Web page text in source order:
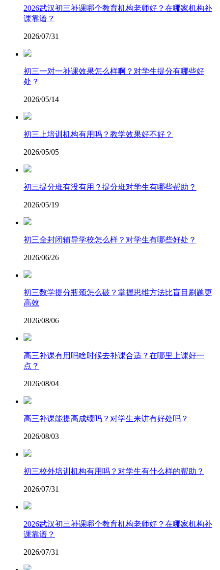
2026武汉初三补课哪个教育机构老师好？在哪家机构补
课靠谱？
2026/07/31
初三一对一补课效果怎么样啊？对学生提分有哪些好
处？
2026/05/14
初三上培训机构有用吗？教学效果好不好？
2026/05/05
初三提分班有没有用？提分班对学生有哪些帮助？
2026/05/19
初三全封闭辅导学校怎么样？对学生有哪些好处？
2026/06/26
​初三数学提分瓶颈怎么破？掌握思维方法比盲目刷题更
高效
2026/08/06
高三补课有用吗啥时候去补课合适？在哪里上课好一
点？
2026/08/04
高三补课能提高成绩吗？对学生来讲有好处吗？
2026/08/03
初三校外培训机构有用吗？对学生有什么样的帮助？
2026/07/31
2026武汉初三补课哪个教育机构老师好？在哪家机构补
课靠谱？
2026/07/31